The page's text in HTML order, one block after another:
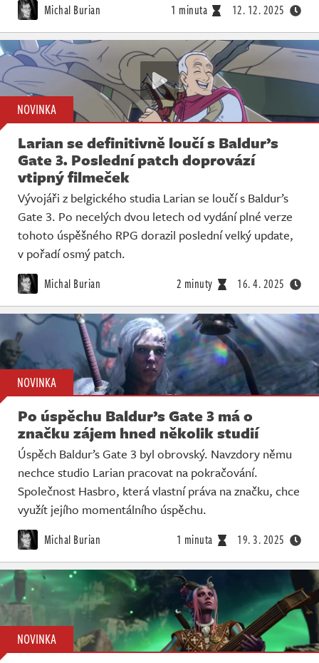
Michal Burian 1 minuta 12. 12. 2025
NOVINKA
Larian se definitivně loučí s Baldur’s
Gate 3. Poslední patch doprovází
vtipný filmeček
Vývojáři z belgického studia Larian se loučí s Baldur’s
Gate 3. Po necelých dvou letech od vydání plné verze
tohoto úspěšného RPG dorazil poslední velký update,
v pořadí osmý patch.
Michal Burian 2 minuty 16. 4. 2025
NOVINKA
Po úspěchu Baldur’s Gate 3 má o
značku zájem hned několik studií
Úspěch Baldur’s Gate 3 byl obrovský. Navzdory němu
nechce studio Larian pracovat na pokračování.
Společnost Hasbro, která vlastní práva na značku, chce
využít jejího momentálního úspěchu.
Michal Burian 1 minuta 19. 3. 2025
NOVINKA